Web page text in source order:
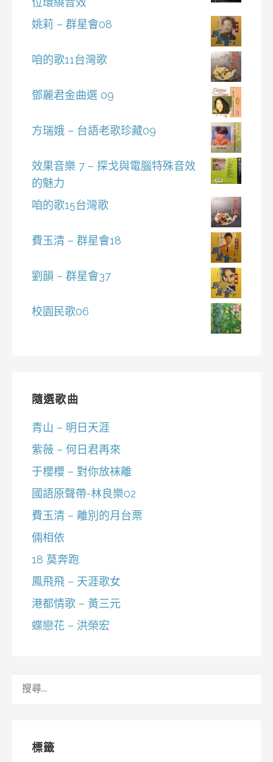
姚莉 – 群星會08
咱的歌11台灣歌
鄧麗君金曲選 09
方瑞娥 – 台語老歌珍藏09
效果音樂 7 – 探戈與電腦特殊音效
的魅力
咱的歌15台灣歌
費玉清 – 群星會18
劉韻 – 群星會37
校園民歌06
隨選歌曲
青山 – 明日天涯
紫薇 – 何日君再來
于櫻櫻 – 對你放袜離
國語原聲帶-林良樂02
費玉清 – 離別的月台票
倆相依
18 莫奔跑
鳳飛飛 – 天涯歌女
港都情歌 – 黃三元
蝶戀花 – 洪榮宏
標籤